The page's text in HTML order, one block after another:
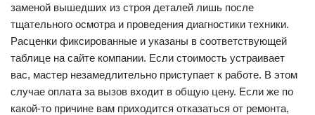
заменой вышедших из строя деталей лишь после
тщательного осмотра и проведения диагностики техники.
Расценки фиксированные и указаны в соответствующей
таблице на сайте компании. Если стоимость устраивает
вас, мастер незамедлительно приступает к работе. В этом
случае оплата за вызов входит в общую цену. Если же по
какой-то причине вам приходится отказаться от ремонта,